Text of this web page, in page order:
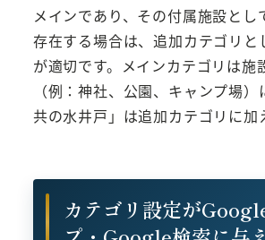
メインであり、その付属施設とし
存在する場合は、追加カテゴリと
が適切です。メインカテゴリは施
（例：神社、公園、キャンプ場
共の水井戸」は追加カテゴリに加
カテゴリ設定が